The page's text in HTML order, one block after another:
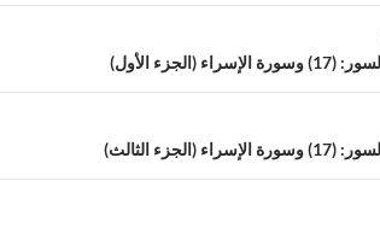
(الجزء الأول)
(الجزء الثالث)